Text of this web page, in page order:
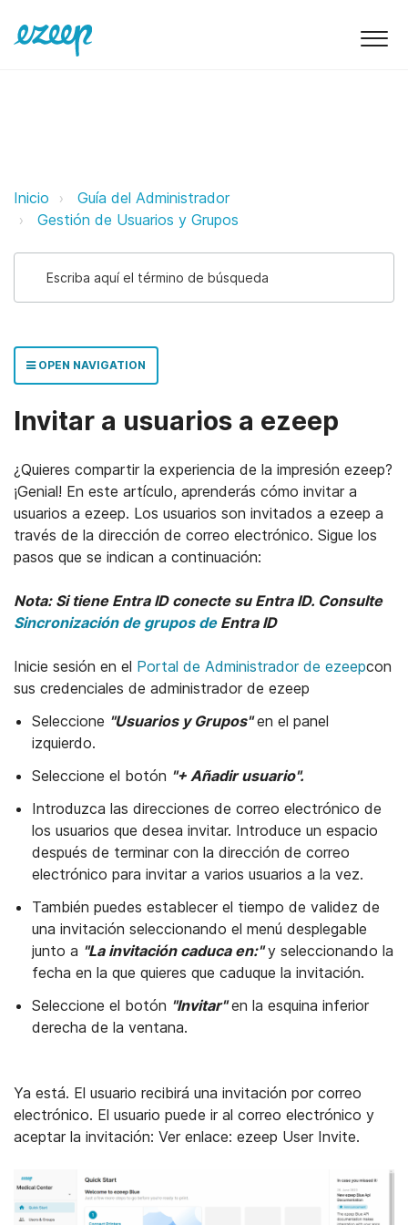
Invitar a usuarios a ezeep ezeep
Inicio
Guía del Administrador
Gestión de Usuarios y Grupos
OPEN NAVIGATION
Invitar a usuarios a ezeep
¿Quieres compartir la experiencia de la impresión ezeep?
¡Genial! En este artículo, aprenderás cómo invitar a
usuarios a ezeep. Los usuarios son invitados a ezeep a
través de la dirección de correo electrónico. Sigue los
pasos que se indican a continuación:
Nota: Si tiene Entra ID conecte su Entra ID. Consulte
Sincronización de grupos de Entra ID
Open support article
Open support article
Open support article
Open support article
Open support article
Open support article
Inicie sesión en Link
el Portal de Administrador de ezeepcon
sus credenciales de administrador de ezeep
Seleccione "Usuarios y Grupos"en el panel
izquierdo.
Seleccione el botón "+ Añadir usuario".
Introduzca las direcciones de correo electrónico de
los usuarios que desea invitar. Introduce un espacio
después de terminar con la dirección de correo
electrónico para invitar a varios usuarios a la vez.
También puedes establecer el tiempo de validez de
una invitación seleccionando el menú desplegable
junto a "La invitación caduca en:"y seleccionando la
fecha en la que quieres que caduque la invitación.
Seleccione el botón "Invitar"en la esquina inferior
derecha de la ventana.
Ya está. El usuario recibirá una invitación por correo
electrónico. El usuario puede ir al correo electrónico y
aceptar la invitación: Ver enlace: ezeep User Invite.